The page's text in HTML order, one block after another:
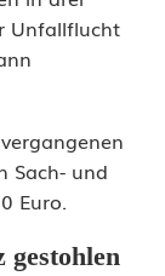
Sach- und
Euro.